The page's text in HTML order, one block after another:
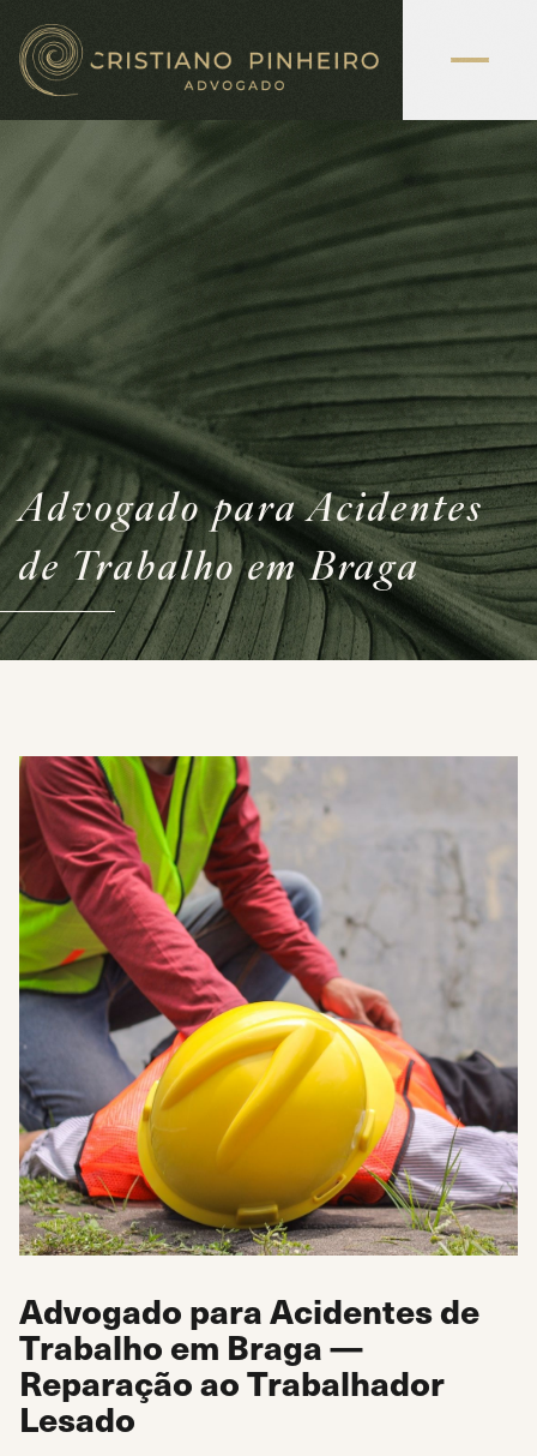
Advogado para Acidentes
de Trabalho em Braga
Advogado para Acidentes de
Trabalho em Braga —
Reparação ao Trabalhador
Lesado